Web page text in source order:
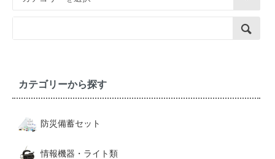
カテゴリーから探す
防災備蓄セット
情報機器・ライト類